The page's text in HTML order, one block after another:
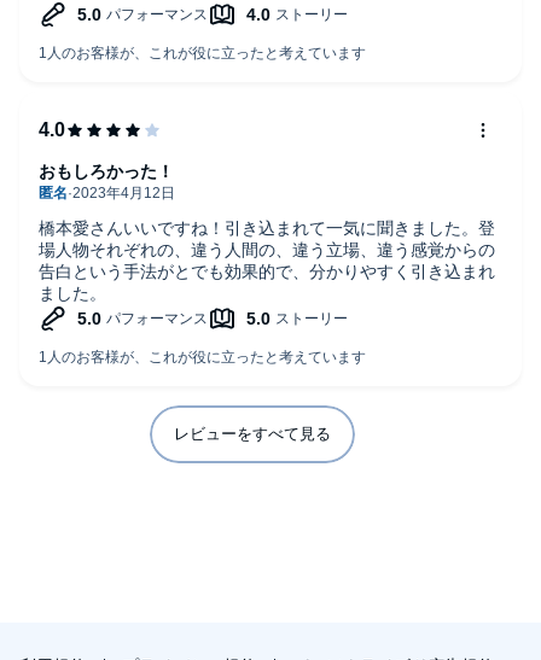
橋本愛さんいいですね！引き込まれて一気に聞きました。登
場人物それぞれの、違う人間の、違う立場、違う感覚からの
告白という手法がとでも効果的で、分かりやすく引き込まれ
ました。
おもしろかった！
レビューをすべて見る